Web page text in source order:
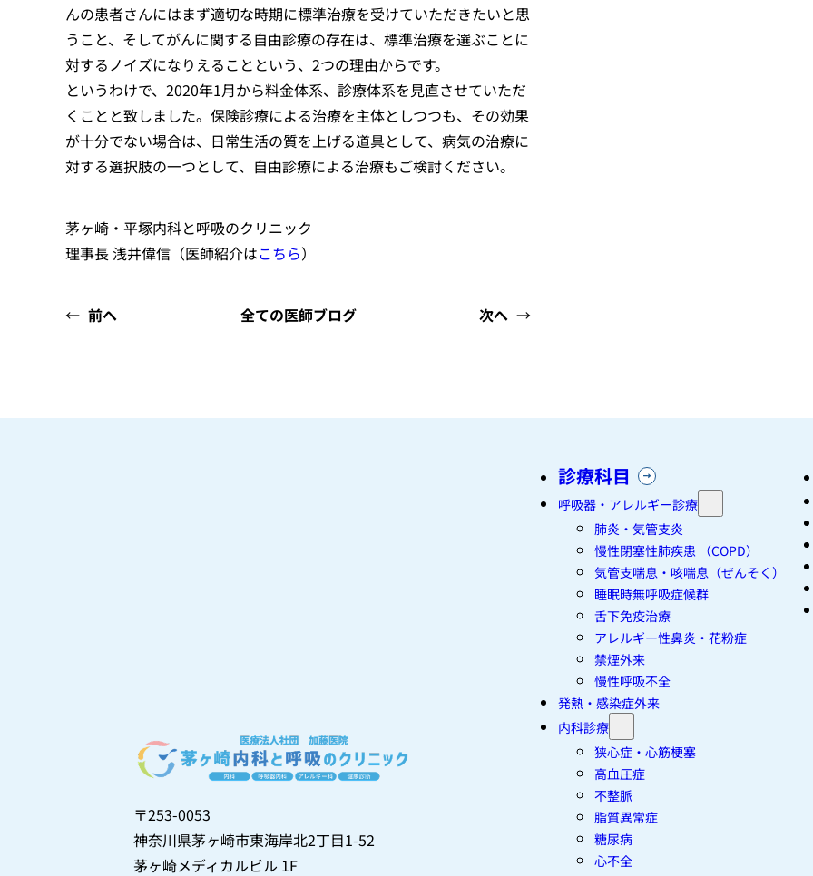
んの患者さんにはまず適切な時期に標準治療を受けていただきたいと思
うこと、そしてがんに関する自由診療の存在は、標準治療を選ぶことに
対するノイズになりえることという、2つの理由からです。
というわけで、2020年1月から料金体系、診療体系を見直させていただ
くことと致しました。保険診療による治療を主体としつつも、その効果
が十分でない場合は、日常生活の質を上げる道具として、病気の治療に
対する選択肢の一つとして、自由診療による治療もご検討ください。
茅ヶ崎・平塚内科と呼吸のクリニック
理事長 浅井偉信（医師紹介はこちら）
← 前へ 全ての医師ブログ 次へ →
〒253-0053
神奈川県茅ヶ崎市東海岸北2丁目1-52
茅ヶ崎メディカルビル 1F
診療科目
呼吸器・アレルギー診療
肺炎・気管支炎
慢性閉塞性肺疾患 （COPD）
気管支喘息・咳喘息（ぜんそく）
睡眠時無呼吸症候群
舌下免疫治療
アレルギー性鼻炎・花粉症
禁煙外来
慢性呼吸不全
発熱・感染症外来
内科診療
狭心症・心筋梗塞
高血圧症
不整脈
脂質異常症
糖尿病
心不全